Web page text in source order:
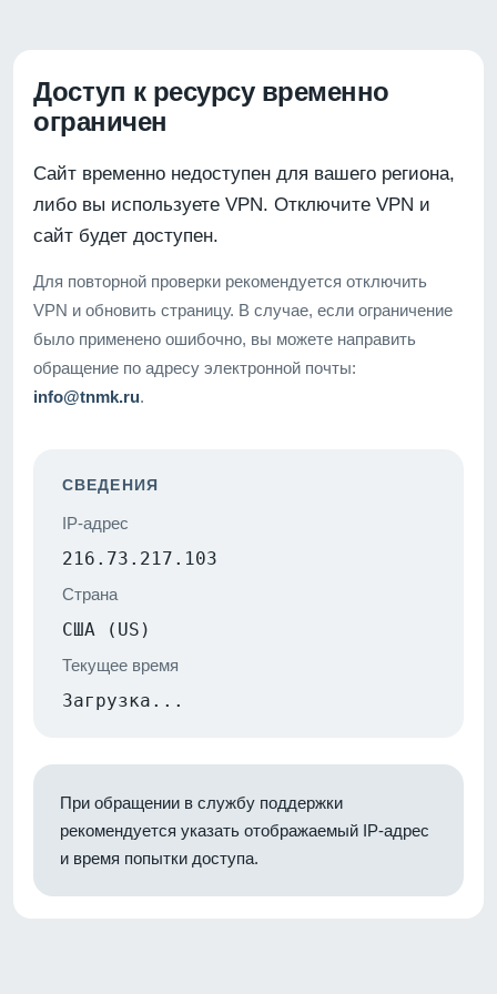
Доступ к ресурсу временно
ограничен
Сайт временно недоступен для вашего региона,
либо вы используете VPN. Отключите VPN и
сайт будет доступен.
Для повторной проверки рекомендуется отключить
VPN и обновить страницу. В случае, если ограничение
было применено ошибочно, вы можете направить
обращение по адресу электронной почты:
info@tnmk.ru.
СВЕДЕНИЯ
IP-адрес
216.73.217.103
Страна
США (US)
Текущее время
Загрузка...
При обращении в службу поддержки
рекомендуется указать отображаемый IP-адрес
и время попытки доступа.